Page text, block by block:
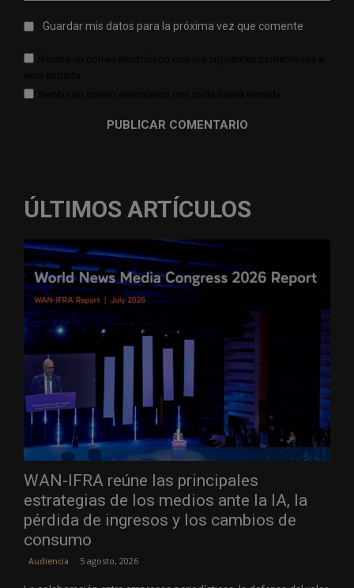
Guardar mis datos para la próxima vez que comente
ÚLTIMOS ARTÍCULOS
WAN-IFRA reúne las principales
estrategias de los medios ante la IA, la
pérdida de ingresos y los cambios de
consumo
Audiencia 5 agosto, 2026